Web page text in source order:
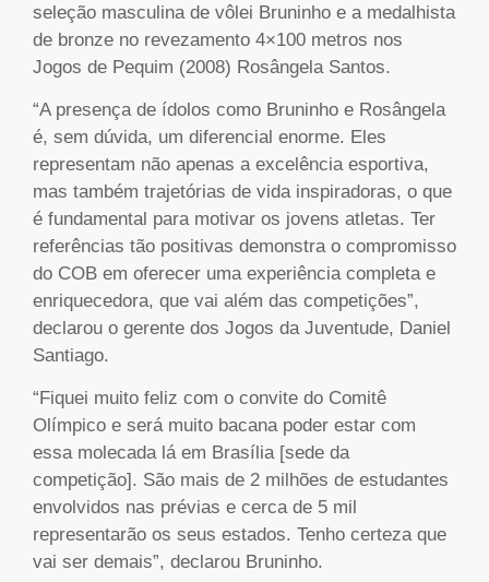
seleção masculina de vôlei Bruninho e a medalhista
de bronze no revezamento 4×100 metros nos
Jogos de Pequim (2008) Rosângela Santos.
“A presença de ídolos como Bruninho e Rosângela
é, sem dúvida, um diferencial enorme. Eles
representam não apenas a excelência esportiva,
mas também trajetórias de vida inspiradoras, o que
é fundamental para motivar os jovens atletas. Ter
referências tão positivas demonstra o compromisso
do COB em oferecer uma experiência completa e
enriquecedora, que vai além das competições”,
declarou o gerente dos Jogos da Juventude, Daniel
Santiago.
“Fiquei muito feliz com o convite do Comitê
Olímpico e será muito bacana poder estar com
essa molecada lá em Brasília [sede da
competição]. São mais de 2 milhões de estudantes
envolvidos nas prévias e cerca de 5 mil
representarão os seus estados. Tenho certeza que
vai ser demais”, declarou Bruninho.